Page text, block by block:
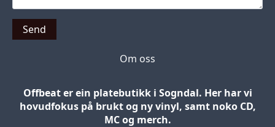
Send
Om oss
Offbeat er ein platebutikk i Sogndal. Her har vi
hovudfokus på brukt og ny vinyl, samt noko CD,
MC og merch.